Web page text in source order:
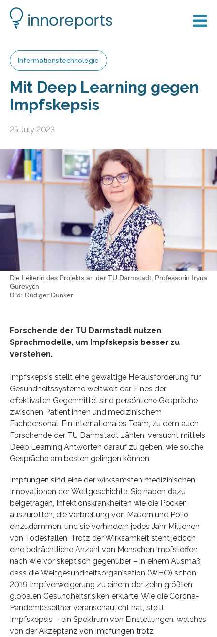
Informationstechnologie
Mit Deep Learning gegen
Impfskepsis
25 July 2023
Die Leiterin des Projekts an der TU Darmstadt, Professorin Iryna
Gurevych
Bild: Rüdiger Dunker
Forschende der TU Darmstadt nutzen
Sprachmodelle, um Impfskepsis besser zu
verstehen.
Impfskepsis stellt eine gewaltige Herausforderung für
Gesundheitssysteme weltweit dar. Eines der
effektivsten Gegenmittel sind persönliche Gespräche
zwischen Patient:innen und medizinischem
Fachpersonal. Ein internationales Team, zu dem auch
Forschende der TU Darmstadt zählen, versucht mittels
Deep Learning Antworten darauf zu geben, wie solche
Gespräche am besten gelingen können.
Impfungen sind eine der wirksamsten medizinischen
Innovationen der Weltgeschichte. Sie haben dazu
beigetragen, Infektionskrankheiten wie die Pocken
auszurotten, die Verbreitung von Masern und Polio
einzudämmen, und sie verhindern jedes Jahr Millionen
von Todesfällen. Trotz der Wirksamkeit steht jedoch
eine beträchtliche Anzahl von Menschen Impfstoffen
nach wie vor skeptisch gegenüber – in einem Ausmaß,
dass die Weltgesundheitsorganisation (WHO) schon
2019 Impfverweigerung zu einem der zehn größten
globalen Gesundheitsrisiken erklärte. Wie die Corona-
Pandemie seither veranschaulicht hat, stellt
Impfskepsis – ein Spektrum von Einstellungen, welches
von der Akzeptanz von Impfungen trotz